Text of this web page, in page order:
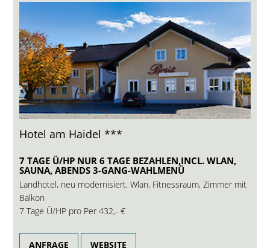
Hotel am Haidel ***
7 TAGE Ü/HP NUR 6 TAGE BEZAHLEN,INCL. WLAN,
SAUNA, ABENDS 3-GANG-WAHLMENÜ
Landhotel, neu modernisiert, Wlan, Fitnessraum, Zimmer mit
Balkon
7 Tage Ü/HP pro Per432,- €
ANFRAGE WEBSITE